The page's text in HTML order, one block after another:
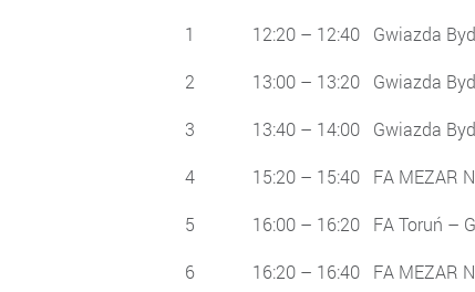
1 12:20 – 12:40 Gwiazda
2 13:00 – 13:20 Gwiazda
3 13:40 – 14:00
4 15:20 – 15:40 FA MEZAR
5 16:00 – 16:20 FA
6 16:20 – 16:40 FA